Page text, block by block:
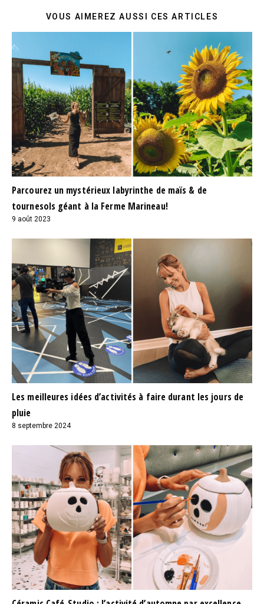
VOUS AIMEREZ AUSSI CES ARTICLES
Parcourez un mystérieux labyrinthe de maïs & de
tournesols géant à la Ferme Marineau!
9 août 2023
Les meilleures idées d’activités à faire durant les jours de
pluie
8 septembre 2024